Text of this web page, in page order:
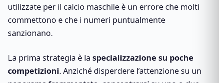
utilizzate per il calcio maschile è un errore che molti
commettono e che i numeri puntualmente
sanzionano.
La prima strategia è la specializzazione su poche
competizioni. Anziché disperdere l’attenzione su un